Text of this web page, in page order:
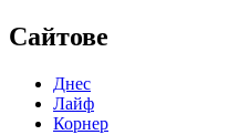
Сайтове
Днес
Лайф
Корнер